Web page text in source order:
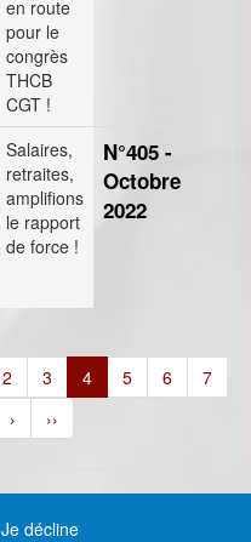
en route
pour le
congrès
THCB
CGT !
Salaires,
retraites,
amplifions
le rapport
de force !
N°405 -
Octobre
2022
2 3 4 5 6
7
› ››
Je décline